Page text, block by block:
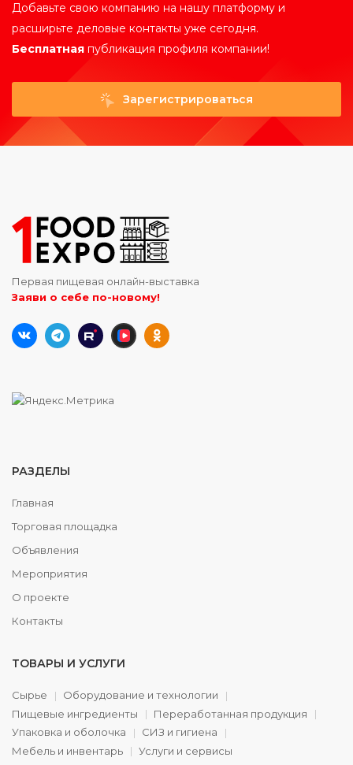
Добавьте свою компанию на нашу платформу и
расширьте деловые контакты уже сегодня.
Бесплатная публикация профиля компании!
Зарегистрироваться
Первая пищевая онлайн-выставка
Заяви о себе по-новому!
РАЗДЕЛЫ
Главная
Торговая площадка
Объявления
Мероприятия
О проекте
Контакты
ТОВАРЫ И УСЛУГИ
Сырье
Оборудование и технологии
Пищевые ингредиенты
Переработанная продукция
Упаковка и оболочка
СИЗ и гигиена
Мебель и инвентарь
Услуги и сервисы